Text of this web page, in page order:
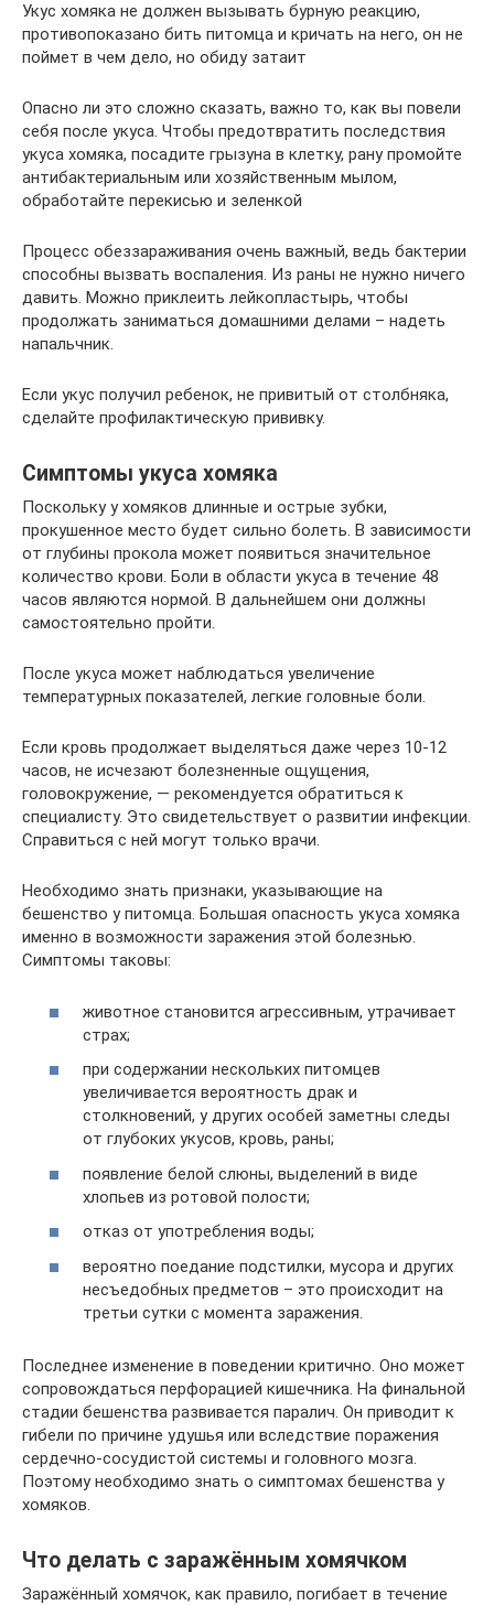
Укус хомяка не должен вызывать бурную реакцию,
противопоказано бить питомца и кричать на него, он не
поймет в чем дело, но обиду затаит
Опасно ли это сложно сказать, важно то, как вы повели
себя после укуса. Чтобы предотвратить последствия
укуса хомяка, посадите грызуна в клетку, рану промойте
антибактериальным или хозяйственным мылом,
обработайте перекисью и зеленкой
Процесс обеззараживания очень важный, ведь бактерии
способны вызвать воспаления. Из раны не нужно ничего
давить. Можно приклеить лейкопластырь, чтобы
продолжать заниматься домашними делами – надеть
напальчник.
Если укус получил ребенок, не привитый от столбняка,
сделайте профилактическую прививку.
Симптомы укуса хомяка
Поскольку у хомяков длинные и острые зубки,
прокушенное место будет сильно болеть. В зависимости
от глубины прокола может появиться значительное
количество крови. Боли в области укуса в течение 48
часов являются нормой. В дальнейшем они должны
самостоятельно пройти.
После укуса может наблюдаться увеличение
температурных показателей, легкие головные боли.
Если кровь продолжает выделяться даже через 10-12
часов, не исчезают болезненные ощущения,
головокружение, — рекомендуется обратиться к
специалисту. Это свидетельствует о развитии инфекции.
Справиться с ней могут только врачи.
Необходимо знать признаки, указывающие на
бешенство у питомца. Большая опасность укуса хомяка
именно в возможности заражения этой болезнью.
Симптомы таковы:
животное становится агрессивным, утрачивает
страх;
при содержании нескольких питомцев
увеличивается вероятность драк и
столкновений, у других особей заметны следы
от глубоких укусов, кровь, раны;
появление белой слюны, выделений в виде
хлопьев из ротовой полости;
отказ от употребления воды;
вероятно поедание подстилки, мусора и других
несъедобных предметов – это происходит на
третьи сутки с момента заражения.
Последнее изменение в поведении критично. Оно может
сопровождаться перфорацией кишечника. На финальной
стадии бешенства развивается паралич. Он приводит к
гибели по причине удушья или вследствие поражения
сердечно-сосудистой системы и головного мозга.
Поэтому необходимо знать о симптомах бешенства у
хомяков.
Что делать с заражённым хомячком
Заражённый хомячок, как правило, погибает в течение